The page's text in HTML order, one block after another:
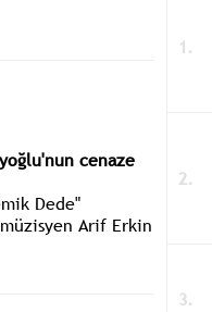
cenaze
Dede"
Arif Erkin